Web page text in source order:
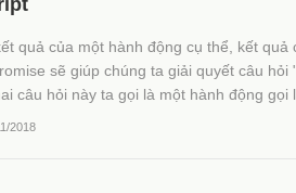
quả của một hành động cụ thể, kết quả
sẽ giúp chúng ta giải quyết câu
câu hỏi này ta gọi là một hành động gọi
2018